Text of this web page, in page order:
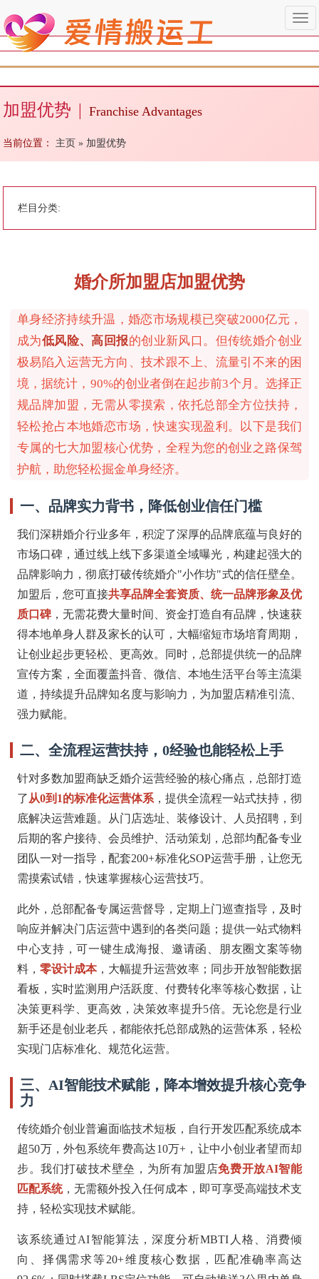
加盟优势 | Franchise Advantages
当前位置： 主页 » 加盟优势
栏目分类:
婚介所加盟店加盟优势
单身经济持续升温，婚恋市场规模已突破2000亿元，
成为低风险、高回报的创业新风口。但传统婚介创业
极易陷入运营无方向、技术跟不上、流量引不来的困
境，据统计，90%的创业者倒在起步前3个月。选择正
规品牌加盟，无需从零摸索，依托总部全方位扶持，
轻松抢占本地婚恋市场，快速实现盈利。以下是我们
专属的七大加盟核心优势，全程为您的创业之路保驾
护航，助您轻松掘金单身经济。
一、品牌实力背书，降低创业信任门槛
我们深耕婚介行业多年，积淀了深厚的品牌底蕴与良好的
市场口碑，通过线上线下多渠道全域曝光，构建起强大的
品牌影响力，彻底打破传统婚介"小作坊"式的信任壁垒。
加盟后，您可直接共享品牌全套资质、统一品牌形象及优
质口碑，无需花费大量时间、资金打造自有品牌，快速获
得本地单身人群及家长的认可，大幅缩短市场培育周期，
让创业起步更轻松、更高效。同时，总部提供统一的品牌
宣传方案，全面覆盖抖音、微信、本地生活平台等主流渠
道，持续提升品牌知名度与影响力，为加盟店精准引流、
强力赋能。
二、全流程运营扶持，0经验也能轻松上手
针对多数加盟商缺乏婚介运营经验的核心痛点，总部打造
了 从0到1的标准化运营体系 ，提供全流程一站式扶持，彻
底解决运营难题。从门店选址、装修设计、人员招聘，到
后期的客户接待、会员维护、活动策划，总部均配备专业
团队一对一指导，配套200+标准化SOP运营手册，让您无
需摸索试错，快速掌握核心运营技巧。
此外，总部配备专属运营督导，定期上门巡查指导，及时
响应并解决门店运营中遇到的各类问题；提供一站式物料
中心支持，可一键生成海报、邀请函、朋友圈文案等物
料， 零设计成本，大幅提升运营效率；同步开放智能数据
看板，实时监测用户活跃度、付费转化率等核心数据，让
决策更科学、更高效，决策效率提升5倍。无论您是行业
新手还是创业老兵，都能依托总部成熟的运营体系，轻松
实现门店标准化、规范化运营。
三、AI智能技术赋能，降本增效提升核心竞争
力
传统婚介创业普遍面临技术短板，自行开发匹配系统成本
超50万，外包系统年费高达10万+，让中小创业者望而却
步。我们打破技术壁垒，为所有加盟店免费开放AI智能
匹配系统，无需额外投入任何成本，即可享受高端技术支
持，轻松实现技术赋能。
该系统通过AI智能算法，深度分析MBTI人格、消费倾
向、择偶需求等20+维度核心数据，匹配准确率高达